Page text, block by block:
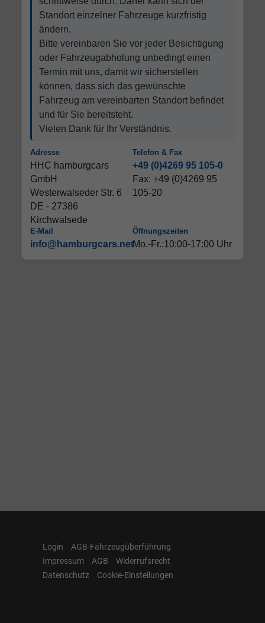
Standort einzelner Fahrzeuge kurzfristig
ändern.
Bitte vereinbaren Sie vor jeder Besichtigung
oder Fahrzeugabholung unbedingt einen
Termin mit uns, damit wir sicherstellen
können, dass sich das gewünschte
Fahrzeug am vereinbarten Standort befindet
und für Sie bereitsteht.
Vielen Dank für Ihr Verständnis.
Adresse
HHC hamburgcars
GmbH
Westerwalseder Str. 6
DE - 27386
Kirchwalsede
Telefon & Fax
+49 (0)4269 95 105-0
Fax: +49 (0)4269 95
105-20
E-Mail
info@hamburgcars.net
Öffnungszeiten
Mo.-Fr.:10:00-17:00 Uhr
Login
AGB-Fahrzeugüberführung
Impressum
AGB
Widerrufsrecht
Datenschutz
Cookie-Einstellungen